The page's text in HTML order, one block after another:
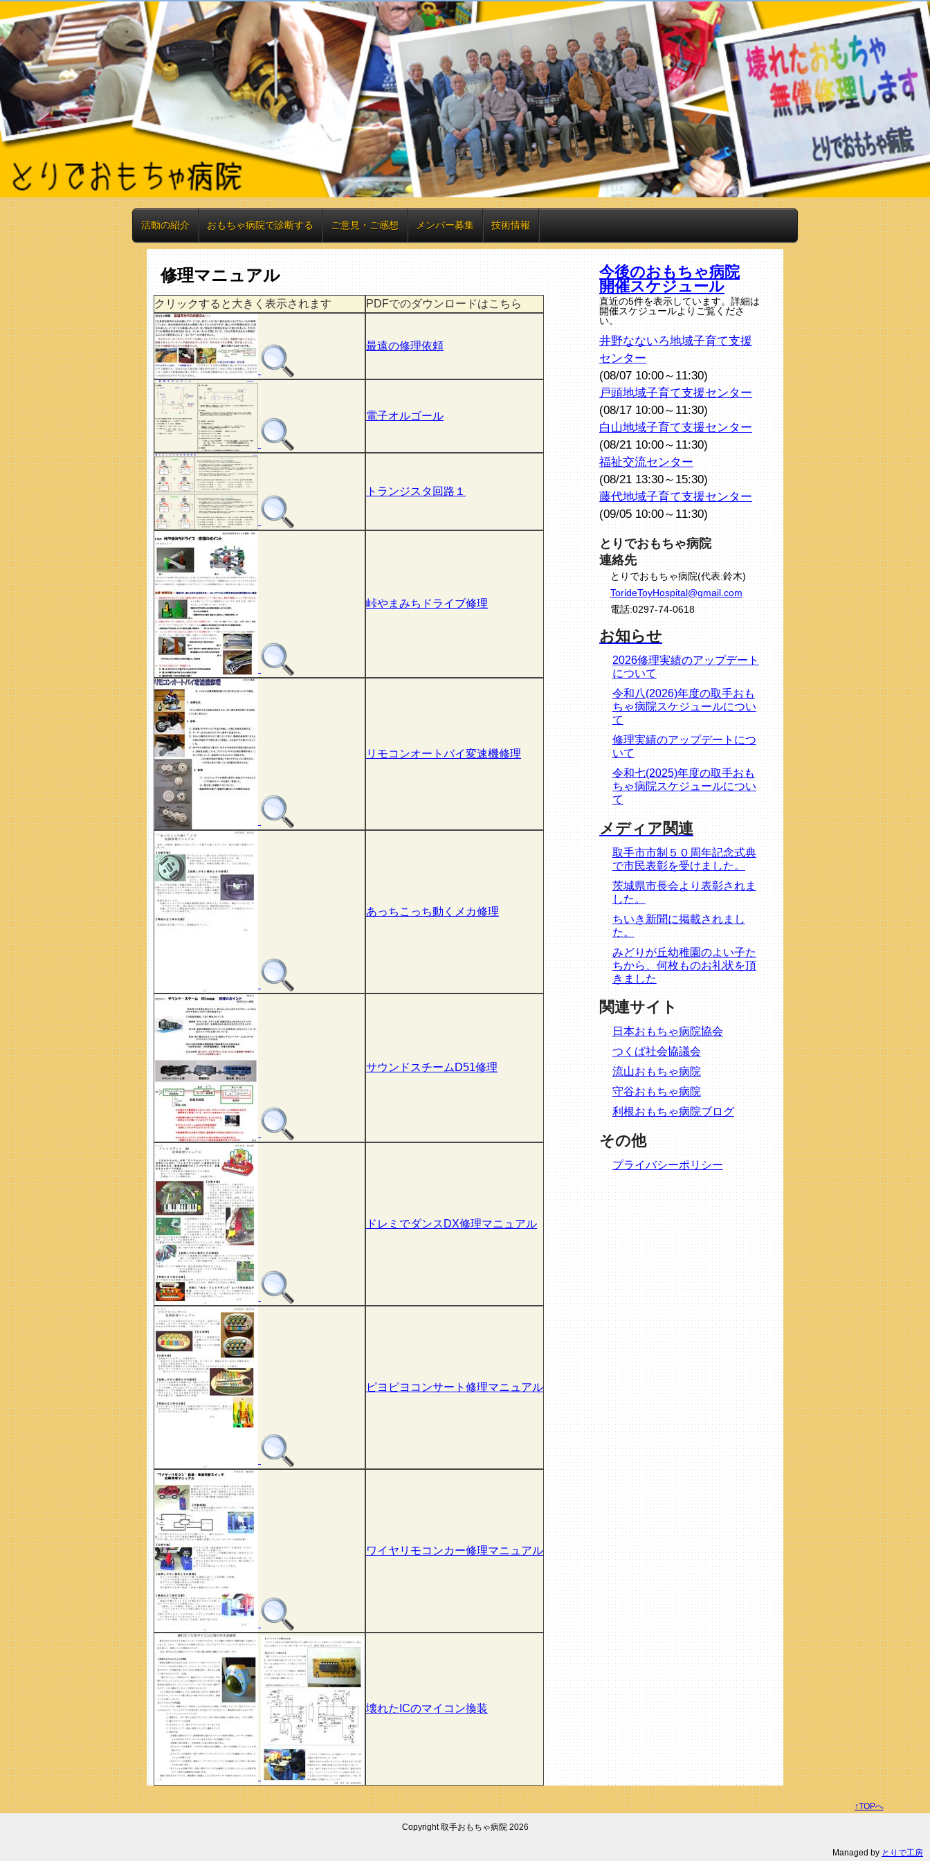
活動の紹介 おもちゃ病院で診断する ご意見・ご感想 メンバー募集 技術情報
修理マニュアル
クリックすると大きく表示されます PDFでのダウンロードはこちら
最遠の修理依頼
電子オルゴール
トランジスタ回路１
峠やまみちドライブ修理
リモコンオートバイ変速機修理
あっちこっち動くメカ修理
サウンドスチームD51修理
ドレミでダンスDX修理マニュアル
ピヨピヨコンサート修理マニュアル
ワイヤリモコンカー修理マニュアル
壊れたICのマイコン換装
今後のおもちゃ病院
開催スケジュール
直近の5件を表示しています。詳細は
開催スケジュールよりご覧くださ
い。
井野なないろ地域子育て支援
センター
(08/07 10:00～11:30)
戸頭地域子育て支援センター
(08/17 10:00～11:30)
白山地域子育て支援センター
(08/21 10:00～11:30)
福祉交流センター
(08/21 13:30～15:30)
藤代地域子育て支援センター
(09/05 10:00～11:30)
とりでおもちゃ病院
連絡先
とりでおもちゃ病院(代表:鈴木)
TorideToyHospital@gmail.com
電話:0297-74-0618
お知らせ
2026修理実績のアップデート
について
令和八(2026)年度の取手おも
ちゃ病院スケジュールについ
て
修理実績のアップデートにつ
いて
令和七(2025)年度の取手おも
ちゃ病院スケジュールについ
て
メディア関連
取手市市制５０周年記念式典
で市民表彰を受けました。
茨城県市長会より表彰されま
した。
ちいき新聞に掲載されまし
た。
みどりが丘幼稚園のよい子た
ちから、何枚ものお礼状を頂
きました
関連サイト
日本おもちゃ病院協会
つくば社会協議会
流山おもちゃ病院
守谷おもちゃ病院
利根おもちゃ病院ブログ
その他
プライバシーポリシー
↑TOPへ
Copyright 取手おもちゃ病院 2026
Managed by とりで工房